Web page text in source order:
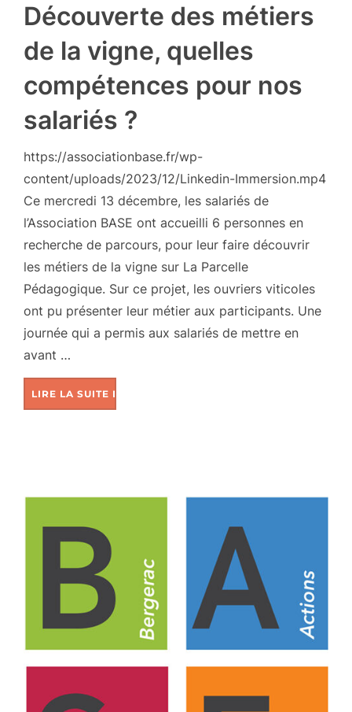
Découverte des métiers
de la vigne, quelles
compétences pour nos
salariés ?
https://associationbase.fr/wp-
content/uploads/2023/12/Linkedin-Immersion.mp4
Ce mercredi 13 décembre, les salariés de
l’Association BASE ont accueilli 6 personnes en
recherche de parcours, pour leur faire découvrir
les métiers de la vigne sur La Parcelle
Pédagogique. Sur ce projet, les ouvriers viticoles
ont pu présenter leur métier aux participants. Une
journée qui a permis aux salariés de mettre en
avant …
LIRE LA SUITE DE